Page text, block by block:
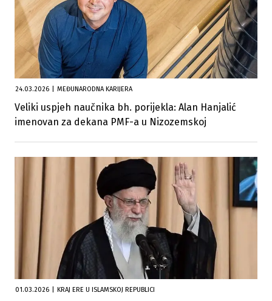
24.03.2026 MEĐUNARODNA KARIJERA
Veliki uspjeh naučnika bh. porijekla: Alan Hanjalić
imenovan za dekana PMF-a u Nizozemskoj
01.03.2026 KRAJ ERE U ISLAMSKOJ REPUBLICI